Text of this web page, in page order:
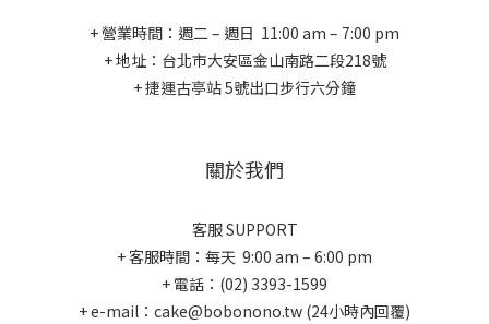
+ 營業時間：週二 – 週日 11:00 am – 7:00 pm
+ 地址：台北市大安區金山南路二段218號
+ 捷運古亭站 5號出口步行六分鐘
關於我們
客服 SUPPORT
+ 客服時間：每天 9:00 am – 6:00 pm
+ 電話：(02) 3393-1599
+ e-mail：cake@bobonono.tw (24小時內回覆)